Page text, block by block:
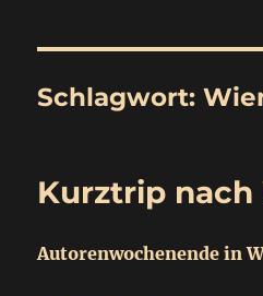
Schlagwort:
Kurztrip nach
Autorenwochenende in